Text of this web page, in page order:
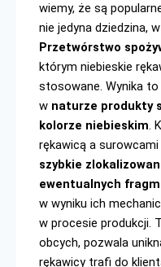
wiemy, że są
Przetwórstwo
którym niebieskie
stosowane. Wynika
w naturze produkty
kolorze niebieskim.
szybkie
ewentualnych
w wyniku ich
w procesie produkcji.
obcych, pozwala
rękawicy trafi do